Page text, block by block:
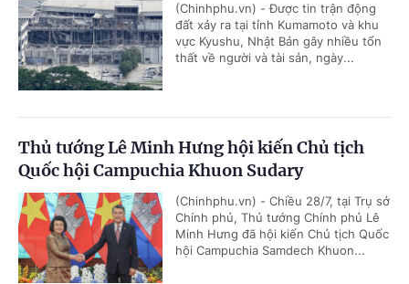
(Chinhphu.vn) - Được tin trận động
đất xảy ra tại tỉnh Kumamoto và khu
vực Kyushu, Nhật Bản gây nhiều tổn
thất về người và tài sản, ngày...
Thủ tướng Lê Minh Hưng hội kiến Chủ tịch
Quốc hội Campuchia Khuon Sudary
(Chinhphu.vn) - Chiều 28/7, tại Trụ sở
Chính phủ, Thủ tướng Chính phủ Lê
Minh Hưng đã hội kiến Chủ tịch Quốc
hội Campuchia Samdech Khuon...